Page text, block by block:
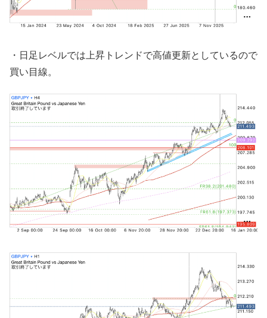
・日足レベルでは上昇トレンドで高値更新としているので
買い目線。